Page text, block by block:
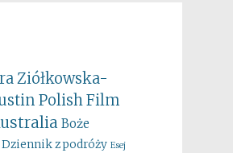
Ziółkowska-
Polish Film
Boże
Dziennik z podróży Esej